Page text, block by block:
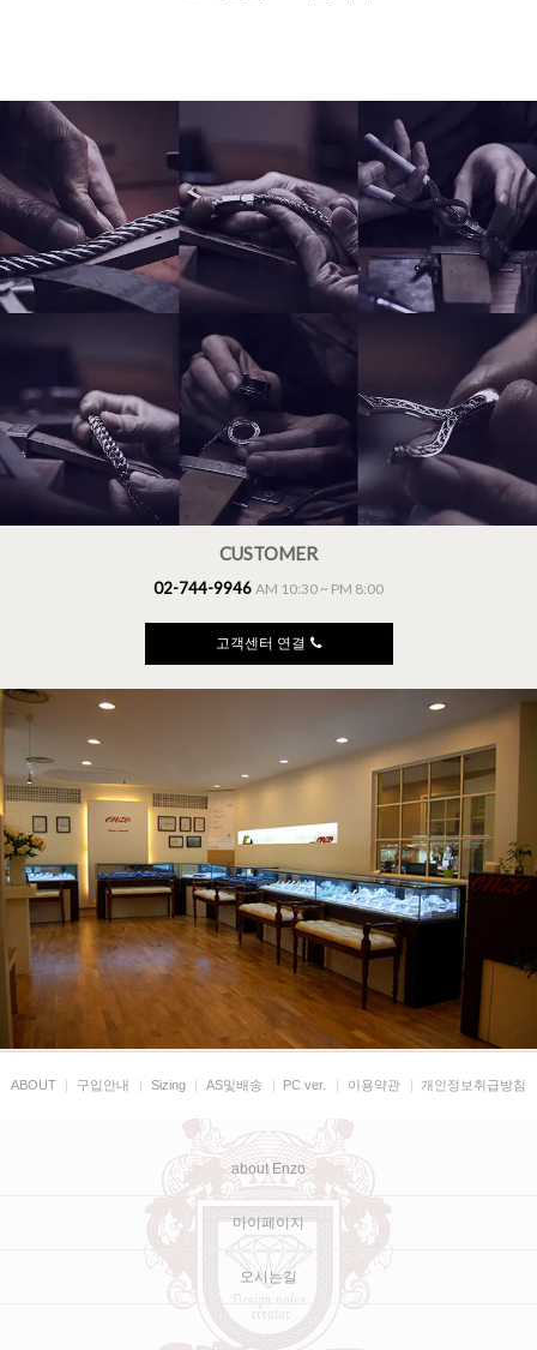
CUSTOMER
02-744-9946 AM 10:30 ~ PM 8:00
고객센터 연결
ABOUT | 구입안내 | Sizing | AS및배송 | PC ver. | 이용약관 | 개인정보취급방침
about Enzo
마이페이지
오시는길